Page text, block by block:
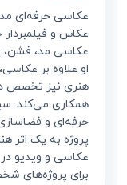
عکاس و
عکاسی مد، فشن،
او علاوه بر
هنری نیز تخصص
همکاری می‌کند.
حرفه‌ای و
پروژه به یک اثر
برای پروژه‌های